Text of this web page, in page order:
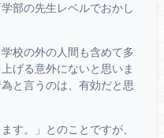
部の先生レベルでおかし
校の外の人間も含めて多
げる意外にないと思いま
と言うのは、有効だと思
す。」とのことですが、